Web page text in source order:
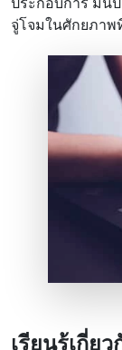
จู่โจมในศักยภาพ
เรียนรู้เกี่ย